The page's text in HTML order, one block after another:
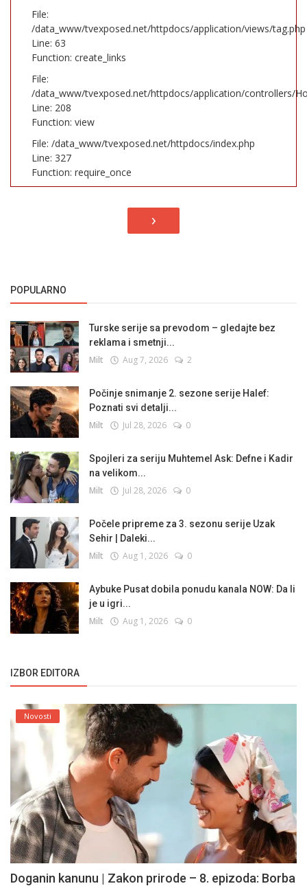
File:
/data_www/tvexposed.net/httpdocs/application/views/tag.php
Line: 63
Function: create_links
File:
/data_www/tvexposed.net/httpdocs/application/controllers/
Line: 208
Function: view
File: /data_www/tvexposed.net/httpdocs/index.php
Line: 327
Function: require_once
›
POPULARNO
Turske serije sa prevodom – gledajte bez
reklama i smetnji...
Milt Aug 7, 2026 2
Počinje snimanje 2. sezone serije Halef:
Poznati svi detalji...
Milt Jul 28, 2026 0
Spojleri za seriju Muhtemel Ask: Defne i Kadir
na velikom...
Milt Jul 28, 2026 0
Počele pripreme za 3. sezonu serije Uzak
Sehir | Daleki...
Milt Aug 1, 2026 0
Aybuke Pusat dobila ponudu kanala NOW: Da li
je u igri...
Milt Aug 1, 2026 0
IZBOR EDITORA
Novosti
Doganin kanunu | Zakon prirode – 8. epizoda: Borba